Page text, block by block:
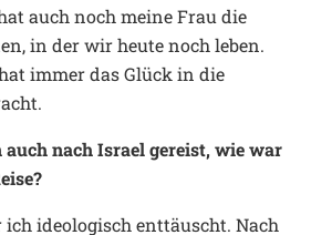
auch noch meine Frau die
in der wir heute noch leben.
immer das Glück in die
auch nach Israel gereist, wie war
ideologisch enttäuscht. Nach